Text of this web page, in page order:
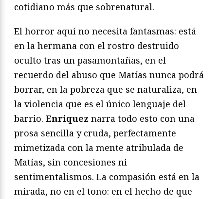
cotidiano más que sobrenatural.
El horror aquí no necesita fantasmas: está
en la hermana con el rostro destruido
oculto tras un pasamontañas, en el
recuerdo del abuso que Matías nunca podrá
borrar, en la pobreza que se naturaliza, en
la violencia que es el único lenguaje del
barrio. Enriquez narra todo esto con una
prosa sencilla y cruda, perfectamente
mimetizada con la mente atribulada de
Matías, sin concesiones ni
sentimentalismos. La compasión está en la
mirada, no en el tono: en el hecho de que